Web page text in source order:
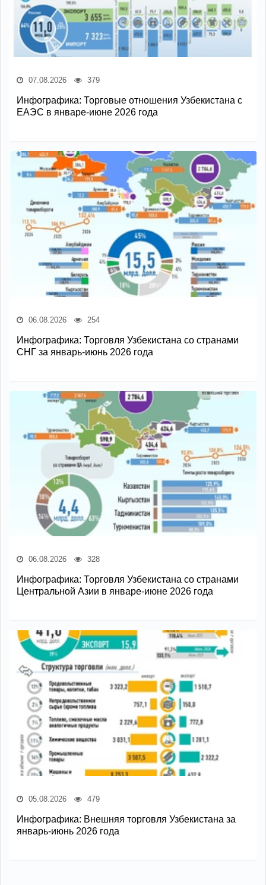
07.08.2026 379
Инфографика: Торговые отношения Узбекистана с
ЕАЭС в январе-июне 2026 года
06.08.2026 254
Инфографика: Торговля Узбекистана со странами
СНГ за январь-июнь 2026 года
06.08.2026 328
Инфографика: Торговля Узбекистана со странами
Центральной Азии в январе-июне 2026 года
05.08.2026 479
Инфографика: Внешняя торговля Узбекистана за
январь-июнь 2026 года